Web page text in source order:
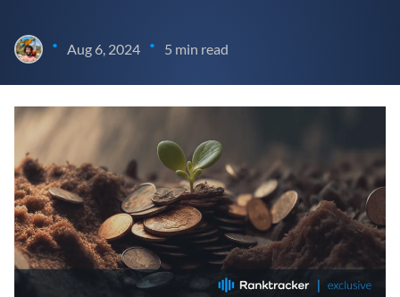
• Aug 6, 2024 • 5 min read